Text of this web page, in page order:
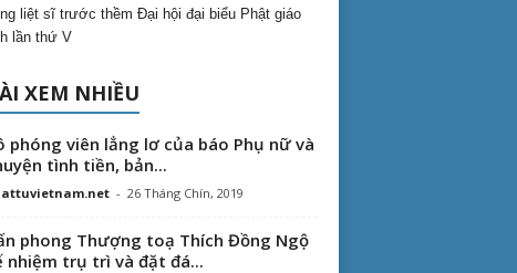
liệt sĩ trước thềm Đại hội đại biểu Phật giáo
lần thứ V
XEM NHIỀU
phóng viên lẳng lơ của báo Phụ nữ và
tình tiền, bản...
- 26 Tháng Chín, 2019
phong Thượng toạ Thích Đồng Ngộ
nhiệm trụ trì và đặt đá...